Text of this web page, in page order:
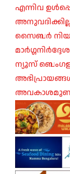
എന്നിവ
സൈബർ
ന്യൂസ്